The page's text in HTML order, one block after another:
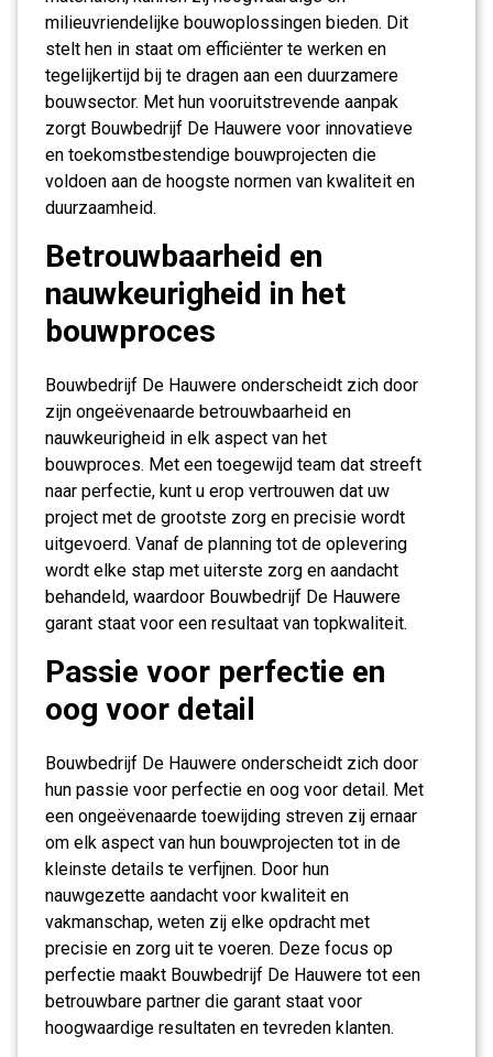
milieuvriendelijke bouwoplossingen bieden. Dit
stelt hen in staat om efficiënter te werken en
tegelijkertijd bij te dragen aan een duurzamere
bouwsector. Met hun vooruitstrevende aanpak
zorgt Bouwbedrijf De Hauwere voor innovatieve
en toekomstbestendige bouwprojecten die
voldoen aan de hoogste normen van kwaliteit en
duurzaamheid.
Betrouwbaarheid en
nauwkeurigheid in het
bouwproces
Bouwbedrijf De Hauwere onderscheidt zich door
zijn ongeëvenaarde betrouwbaarheid en
nauwkeurigheid in elk aspect van het
bouwproces. Met een toegewijd team dat streeft
naar perfectie, kunt u erop vertrouwen dat uw
project met de grootste zorg en precisie wordt
uitgevoerd. Vanaf de planning tot de oplevering
wordt elke stap met uiterste zorg en aandacht
behandeld, waardoor Bouwbedrijf De Hauwere
garant staat voor een resultaat van topkwaliteit.
Passie voor perfectie en
oog voor detail
Bouwbedrijf De Hauwere onderscheidt zich door
hun passie voor perfectie en oog voor detail. Met
een ongeëvenaarde toewijding streven zij ernaar
om elk aspect van hun bouwprojecten tot in de
kleinste details te verfijnen. Door hun
nauwgezette aandacht voor kwaliteit en
vakmanschap, weten zij elke opdracht met
precisie en zorg uit te voeren. Deze focus op
perfectie maakt Bouwbedrijf De Hauwere tot een
betrouwbare partner die garant staat voor
hoogwaardige resultaten en tevreden klanten.